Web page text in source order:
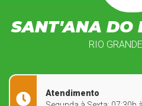
SANT'ANA DO
RIO
Atendimento